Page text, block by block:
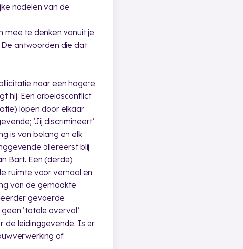
nadelen van de
mee te denken vanuit je
antwoorden die dat
naar een hogere
hij. Een arbeidsconflict
lopen door elkaar
‘Jij discrimineert’
is van belang en elk
allereerst blij
Bart. Een (derde)
ruimte voor verhaal en
van de gemaakte
eerder gevoerde
‘totale overval’
de leidinggevende. Is er
of